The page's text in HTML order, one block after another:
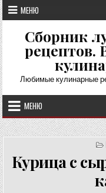
Перейти
к
содержимому
МЕНЮ
Сборник
рецептов.
Любимые кулинарные
МЕНЮ
Курица с